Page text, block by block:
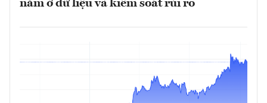
nằm ở dữ liệu và kiểm soát rủi ro